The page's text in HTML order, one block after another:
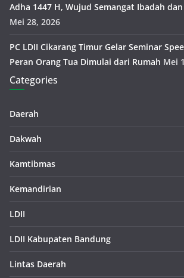
Adha 1447 H, Wujud Semangat Ibadah
Mei 28, 2026
PC LDII Cikarang Timur Gelar Seminar
Peran Orang Tua Dimulai dari Rumah Mei
Categories
Daerah
Dakwah
Kamtibmas
Kemandirian
LDII
LDII Kabupaten Bandung
Lintas Daerah